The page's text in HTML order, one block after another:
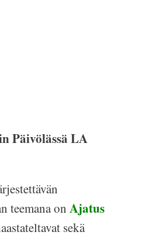
Päivölässä LA
teemana on Ajatus
sekä